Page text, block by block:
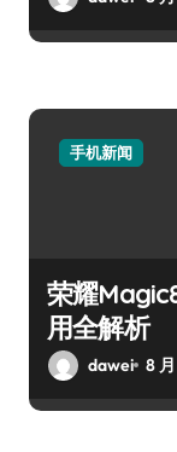
手机新闻
荣耀
用全解析
dawei 8